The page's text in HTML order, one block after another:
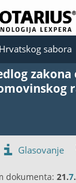
sabora
Glasovanje
dokumenta: 21.7.